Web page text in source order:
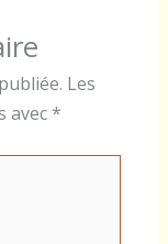
Les
avec *